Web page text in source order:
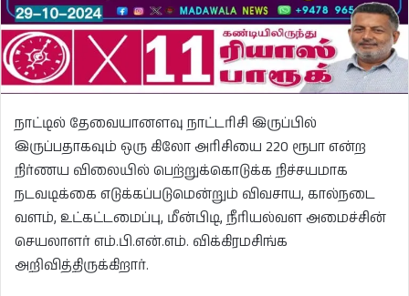
நாட்டில் தேவையானளவு நாட்டரிசி இருப்பில்
இருப்பதாகவும் ஒரு கிலோ அரிசியை 220 ரூபா என்ற
நிர்ணய விலையில் பெற்றுக்கொடுக்க நிச்சயமாக
நடவடிக்கை எடுக்கப்படுமென்றும் விவசாய, கால்நடை
வளம், உட்கட்டமைப்பு, மீன்பிடி, நீரியல்வள அமைச்சின்
செயலாளர் எம்.பி.என்.எம். விக்கிரமசிங்க
அறிவித்திருக்கிறார்.